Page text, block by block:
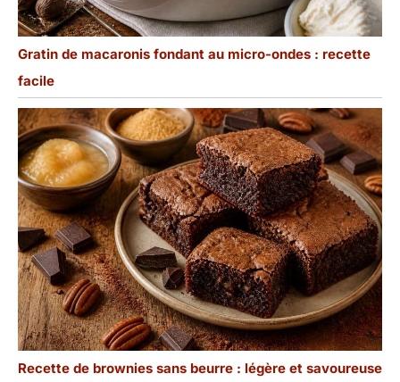
Gratin de macaronis fondant au micro-ondes : recette
facile
Recette de brownies sans beurre : légère et savoureuse